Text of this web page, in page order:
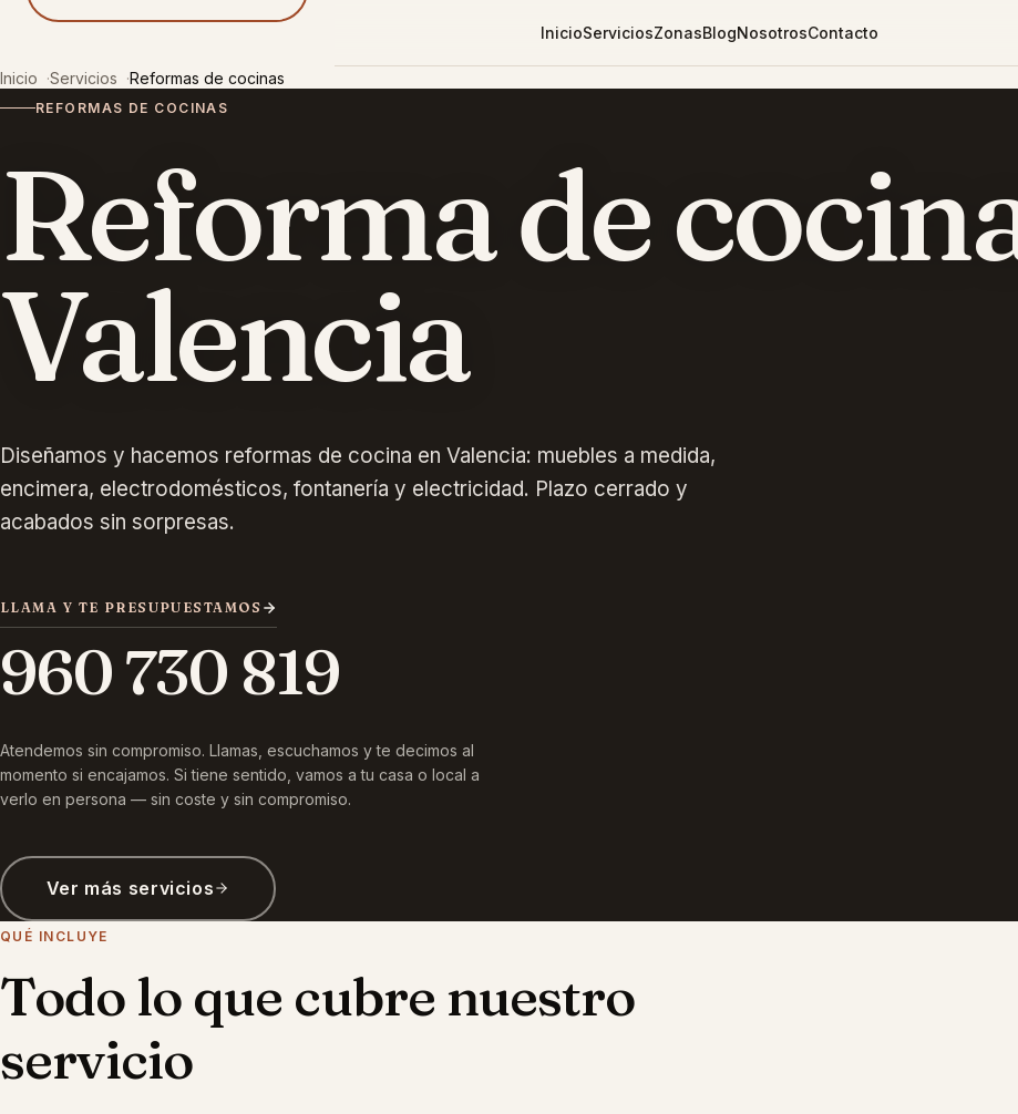
InicioServiciosZonasBlogNosotrosContacto
Inicio Servicios Reformas de cocinas
REFORMAS DE COCINAS
Reforma de
Valencia
Diseñamos y hacemos reformas de cocina en Valencia: muebles a medida,
encimera, electrodomésticos, fontanería y electricidad. Plazo cerrado y
acabados sin sorpresas.
LLAMA Y TE PRESUPUESTAMOS
960 730 819
Atendemos sin compromiso. Llamas, escuchamos y te decimos al
momento si encajamos. Si tiene sentido, vamos a tu casa o local a
verlo en persona — sin coste y sin compromiso.
Ver más servicios
QUÉ INCLUYE
Todo lo que cubre nuestro
servicio